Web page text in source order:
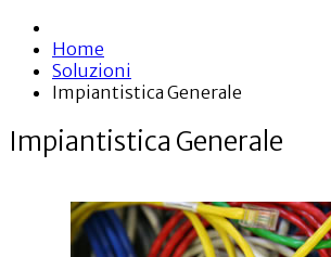
Home
Soluzioni
Impiantistica Generale
Impiantistica Generale